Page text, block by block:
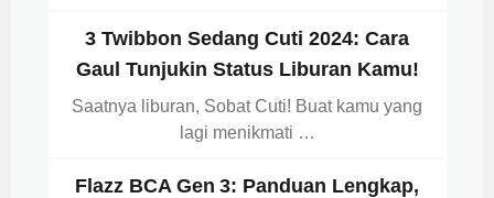
3 Twibbon Sedang Cuti 2024: Cara
Gaul Tunjukin Status Liburan Kamu!
Saatnya liburan, Sobat Cuti! Buat kamu yang
lagi menikmati …
Flazz BCA Gen 3: Panduan Lengkap,